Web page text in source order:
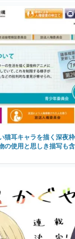
猫耳キャラを描く深夜
の使用と思しき描写も